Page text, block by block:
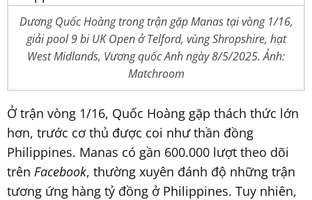
Dương Quốc Hoàng trong trận gặp Manas tại vòng 1/16,
giải pool 9 bi UK Open ở Telford, vùng Shropshire, hạt
West Midlands, Vương quốc Anh ngày 8/5/2025. Ảnh:
Matchroom
Ở trận vòng 1/16, Quốc Hoàng gặp thách thức lớn
hơn, trước cơ thủ được coi như thần đồng
Philippines. Manas có gần 600.000 lượt theo dõi
trên Facebook, thường xuyên đánh độ những trận
tương ứng hàng tỷ đồng ở Philippines. Tuy nhiên,